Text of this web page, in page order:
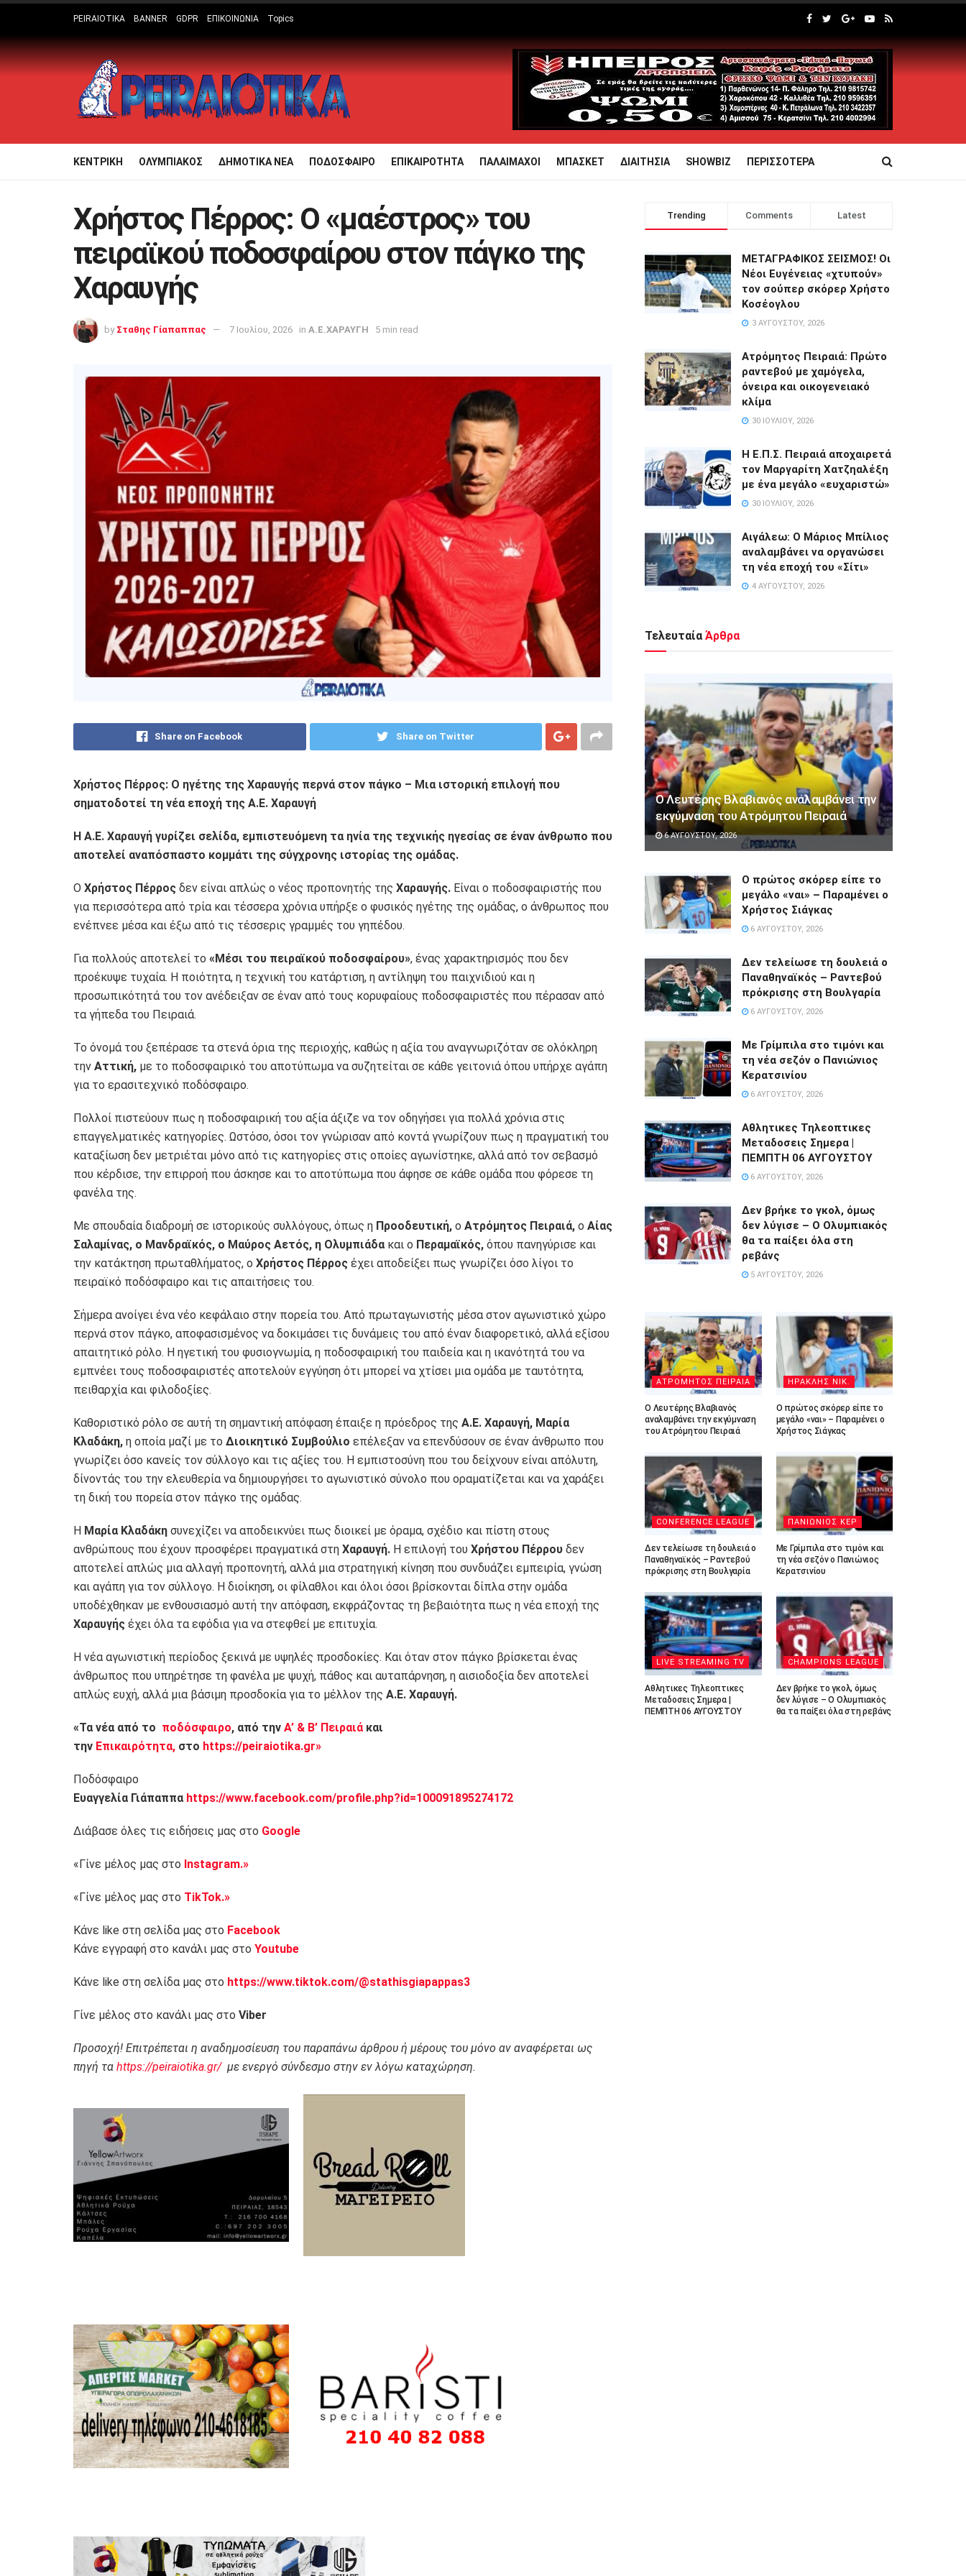
PEIRAIOTIKA BANNER GDPR ΕΠΙΚΟΙΝΩΝΙΑ Topics
ΚΕΝΤΡΙΚΗ ΟΛΥΜΠΙΑΚΟΣ ΔΗΜΟΤΙΚΑ ΝΕΑ ΠΟΔΟΣΦΑΙΡΟ ΕΠΙΚΑΙΡΟΤΗΤΑ ΠΑΛΑΙΜΑΧΟΙ ΜΠΑΣΚΕΤ ΔΙΑΙΤΗΣΙΑ SHOWBIZ ΠΕΡΙΣΣΟΤΕΡΑ
Χρήστος Πέρρος: Ο «μαέστρος» του
πειραϊκού ποδοσφαίρου στον πάγκο της
Χαραυγής
by Σταθης Γίαπαππας 7 Ιουλίου, 2026 in A.E.ΧΑΡΑΥΓΗ 5 min read
Share on Facebook Share on Twitter
Χρήστος Πέρρος: Ο ηγέτης της Χαραυγής περνά στον πάγκο – Μια ιστορική επιλογή που
σηματοδοτεί τη νέα εποχή της Α.Ε. Χαραυγή
Η Α.Ε. Χαραυγή γυρίζει σελίδα, εμπιστευόμενη τα ηνία της τεχνικής ηγεσίας σε έναν άνθρωπο που
αποτελεί αναπόσπαστο κομμάτι της σύγχρονης ιστορίας της ομάδας.
Ο Χρήστος Πέρρος δεν είναι απλώς ο νέος προπονητής της Χαραυγής. Είναι ο ποδοσφαιριστής που
για περισσότερα από τρία και τέσσερα χρόνια υπήρξε ο φυσικός ηγέτης της ομάδας, ο άνθρωπος που
ενέπνεε μέσα και έξω από τις τέσσερις γραμμές του γηπέδου.
Για πολλούς αποτελεί το «Μέσι του πειραϊκού ποδοσφαίρου», ένας χαρακτηρισμός που δεν
προέκυψε τυχαία. Η ποιότητα, η τεχνική του κατάρτιση, η αντίληψη του παιχνιδιού και η
προσωπικότητά του τον ανέδειξαν σε έναν από τους κορυφαίους ποδοσφαιριστές που πέρασαν από
τα γήπεδα του Πειραιά.
Το όνομά του ξεπέρασε τα στενά όρια της περιοχής, καθώς η αξία του αναγνωριζόταν σε ολόκληρη
την Αττική, με το ποδοσφαιρικό του αποτύπωμα να συζητείται σε κάθε γειτονιά όπου υπήρχε αγάπη
για το ερασιτεχνικό ποδόσφαιρο.
Πολλοί πιστεύουν πως η ποδοσφαιρική του αξία άξιζε να τον οδηγήσει για πολλά χρόνια στις
επαγγελματικές κατηγορίες. Ωστόσο, όσοι τον γνώρισαν από κοντά γνωρίζουν πως η πραγματική του
καταξίωση δεν μετριέται μόνο από τις κατηγορίες στις οποίες αγωνίστηκε, αλλά από τον σεβασμό
που κέρδισε, την επιρροή που άσκησε και το αποτύπωμα που άφησε σε κάθε ομάδα που φόρεσε τη
φανέλα της.
Με σπουδαία διαδρομή σε ιστορικούς συλλόγους, όπως η Προοδευτική, ο Ατρόμητος Πειραιά, ο Αίας
Σαλαμίνας, ο Μανδραϊκός, ο Μαύρος Αετός, η Ολυμπιάδα και ο Περαμαϊκός, όπου πανηγύρισε και
την κατάκτηση πρωταθλήματος, ο Χρήστος Πέρρος έχει αποδείξει πως γνωρίζει όσο λίγοι το
πειραϊκό ποδόσφαιρο και τις απαιτήσεις του.
Σήμερα ανοίγει ένα νέο κεφάλαιο στην πορεία του. Από πρωταγωνιστής μέσα στον αγωνιστικό χώρο
περνά στον πάγκο, αποφασισμένος να δοκιμάσει τις δυνάμεις του από έναν διαφορετικό, αλλά εξίσου
απαιτητικό ρόλο. Η ηγετική του φυσιογνωμία, η ποδοσφαιρική του παιδεία και η ικανότητά του να
εμπνέει τους ποδοσφαιριστές αποτελούν εγγύηση ότι μπορεί να χτίσει μια ομάδα με ταυτότητα,
πειθαρχία και φιλοδοξίες.
Καθοριστικό ρόλο σε αυτή τη σημαντική απόφαση έπαιξε η πρόεδρος της Α.Ε. Χαραυγή, Μαρία
Κλαδάκη, η οποία μαζί με το Διοικητικό Συμβούλιο επέλεξαν να επενδύσουν σε έναν άνθρωπο που
γνωρίζει όσο κανείς τον σύλλογο και τις αξίες του. Η εμπιστοσύνη που του δείχνουν είναι απόλυτη,
δίνοντάς του την ελευθερία να δημιουργήσει το αγωνιστικό σύνολο που οραματίζεται και να χαράξει
τη δική του πορεία στον πάγκο της ομάδας.
Η Μαρία Κλαδάκη συνεχίζει να αποδεικνύει πως διοικεί με όραμα, σχέδιο και πίστη στους
ανθρώπους που έχουν προσφέρει πραγματικά στη Χαραυγή. Η επιλογή του Χρήστου Πέρρου δεν
αποτελεί απλώς μια αλλαγή προπονητή, αλλά μια στρατηγική κίνηση που συνδυάζει εμπειρία, γνώση
και αγάπη για τον σύλλογο. Η διοίκηση, οι φίλαθλοι και όλοι όσοι βρίσκονται δίπλα στην ομάδα
υποδέχθηκαν με ενθουσιασμό αυτή την απόφαση, εκφράζοντας τη βεβαιότητα πως η νέα εποχή της
Χαραυγής έχει όλα τα εφόδια για να στεφθεί με επιτυχία.
Η νέα αγωνιστική περίοδος ξεκινά με υψηλές προσδοκίες. Και όταν στον πάγκο βρίσκεται ένας
άνθρωπος που υπηρέτησε τη φανέλα με ψυχή, πάθος και αυταπάρνηση, η αισιοδοξία δεν αποτελεί
απλώς ευχή, αλλά μια βάσιμη προσδοκία για το μέλλον της Α.Ε. Χαραυγή.
«Τα νέα από το ποδόσφαιρο, από την Α’ & Β’ Πειραιά και
την Επικαιρότητα, στο https://peiraiotika.gr»
Ποδόσφαιρο
Ευαγγελία Γιάπαππα https://www.facebook.com/profile.php?id=100091895274172
Διάβασε όλες τις ειδήσεις μας στο Google
«Γίνε μέλος μας στο Instagram.»
«Γίνε μέλος μας στο TikTok.»
Κάνε like στη σελίδα μας στο Facebook
Κάνε εγγραφή στο κανάλι μας στο Youtube
Κάνε like στη σελίδα μας στο https://www.tiktok.com/@stathisgiapappas3
Γίνε μέλος στο κανάλι μας στο Viber
Προσοχή! Επιτρέπεται η αναδημοσίευση του παραπάνω άρθρου ή μέρους του μόνο αν αναφέρεται ως
πηγή τα https://peiraiotika.gr/με ενεργό σύνδεσμο στην εν λόγω καταχώρηση.
Trending Comments Latest
ΜΕΤΑΓΡΑΦΙΚΟΣ ΣΕΙΣΜΟΣ! Οι
Νέοι Ευγένειας «χτυπούν»
τον σούπερ σκόρερ Χρήστο
Κοσέογλου
3 ΑΥΓΟΎΣΤΟΥ, 2026
Ατρόμητος Πειραιά: Πρώτο
ραντεβού με χαμόγελα,
όνειρα και οικογενειακό
κλίμα
30 ΙΟΥΛΊΟΥ, 2026
Η Ε.Π.Σ. Πειραιά αποχαιρετά
τον Μαργαρίτη Χατζηαλέξη
με ένα μεγάλο «ευχαριστώ»
30 ΙΟΥΛΊΟΥ, 2026
Αιγάλεω: Ο Μάριος Μπίλιος
αναλαμβάνει να οργανώσει
τη νέα εποχή του «Σίτι»
4 ΑΥΓΟΎΣΤΟΥ, 2026
Τελευταία Άρθρα
Ο Λευτέρης Βλαβιανός αναλαμβάνει την
εκγύμναση του Ατρόμητου Πειραιά
6 ΑΥΓΟΎΣΤΟΥ, 2026
Ο πρώτος σκόρερ είπε το
μεγάλο «ναι» – Παραμένει ο
Χρήστος Σιάγκας
6 ΑΥΓΟΎΣΤΟΥ, 2026
Δεν τελείωσε τη δουλειά ο
Παναθηναϊκός – Ραντεβού
πρόκρισης στη Βουλγαρία
6 ΑΥΓΟΎΣΤΟΥ, 2026
Με Γρίμπιλα στο τιμόνι και
τη νέα σεζόν ο Πανιώνιος
Κερατσινίου
6 ΑΥΓΟΎΣΤΟΥ, 2026
Αθλητικες Τηλεοπτικες
Μεταδοσεις Σημερα |
ΠΕΜΠΤΗ 06 ΑΥΓΟΥΣΤΟΥ
6 ΑΥΓΟΎΣΤΟΥ, 2026
Δεν βρήκε το γκολ, όμως
δεν λύγισε – Ο Ολυμπιακός
θα τα παίξει όλα στη
ρεβάνς
5 ΑΥΓΟΎΣΤΟΥ, 2026
ΑΤΡΟΜΗΤΟΣ ΠΕΙΡΑΙΑ
Ο Λευτέρης Βλαβιανός
αναλαμβάνει την εκγύμναση
του Ατρόμητου Πειραιά
ΗΡΑΚΛΗΣ ΝΙΚ.
Ο πρώτος σκόρερ είπε το
μεγάλο «ναι» – Παραμένει ο
Χρήστος Σιάγκας
CONFERENCE LEAGUE
Δεν τελείωσε τη δουλειά ο
Παναθηναϊκός – Ραντεβού
πρόκρισης στη Βουλγαρία
ΠΑΝΙΩΝΙΟΣ ΚΕΡ
Με Γρίμπιλα στο τιμόνι και
τη νέα σεζόν ο Πανιώνιος
Κερατσινίου
LIVE STREAMING TV
Αθλητικες Τηλεοπτικες
Μεταδοσεις Σημερα |
ΠΕΜΠΤΗ 06 ΑΥΓΟΥΣΤΟΥ
CHAMPIONS LEAGUE
Δεν βρήκε το γκολ, όμως
δεν λύγισε – Ο Ολυμπιακός
θα τα παίξει όλα στη ρεβάνς